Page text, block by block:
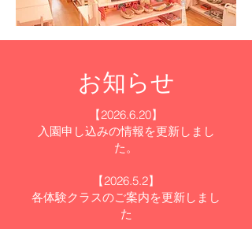
お知らせ
【2026.6.20】
​入園申し込みの情報を更新しまし
た。
【2026.5.2】
各体験クラスのご案内を更新しまし
た